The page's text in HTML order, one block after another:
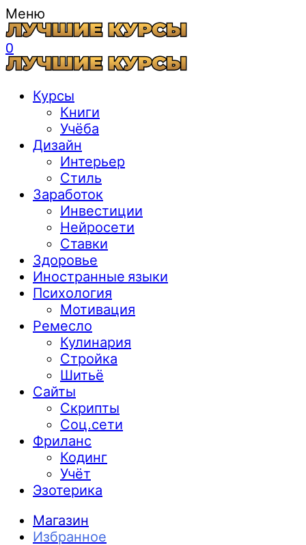
Меню
0
Курсы
Книги
Учёба
Дизайн
Интерьер
Стиль
Заработок
Инвестиции
Нейросети
Ставки
Здоровье
Иностранные языки
Психология
Мотивация
Ремесло
Кулинария
Стройка
Шитьё
Сайты
Скрипты
Соц.сети
Фриланс
Кодинг
Учёт
Эзотерика
Магазин
Избранное